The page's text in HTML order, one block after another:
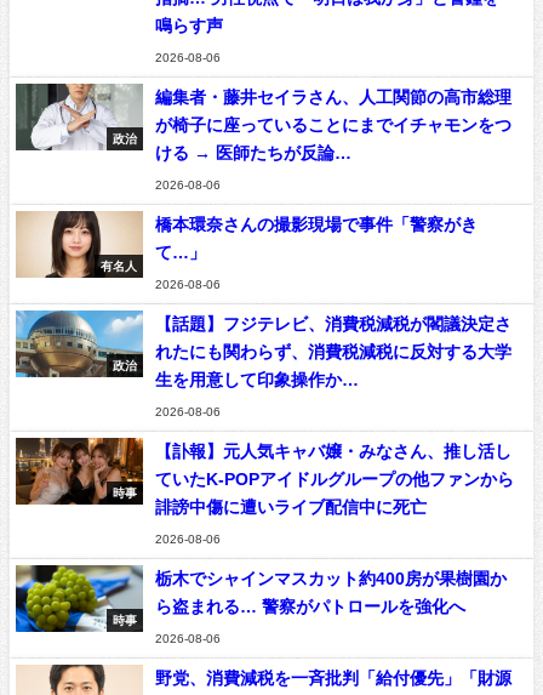
鳴らす声
2026-08-06
政治
編集者・藤井セイラさん、人工関節の高市総理
が椅子に座っていることにまでイチャモンをつ
ける → 医師たちが反論…
2026-08-06
有名人
橋本環奈さんの撮影現場で事件「警察がき
て…」
2026-08-06
政治
【話題】フジテレビ、消費税減税が閣議決定さ
れたにも関わらず、消費税減税に反対する大学
生を用意して印象操作か…
2026-08-06
時事
【訃報】元人気キャバ嬢・みなさん、推し活し
ていたK-POPアイドルグループの他ファンから
誹謗中傷に遭いライブ配信中に死亡
2026-08-06
時事
栃木でシャインマスカット約400房が果樹園か
ら盗まれる… 警察がパトロールを強化へ
2026-08-06
野党、消費減税を一斉批判「給付優先」「財源